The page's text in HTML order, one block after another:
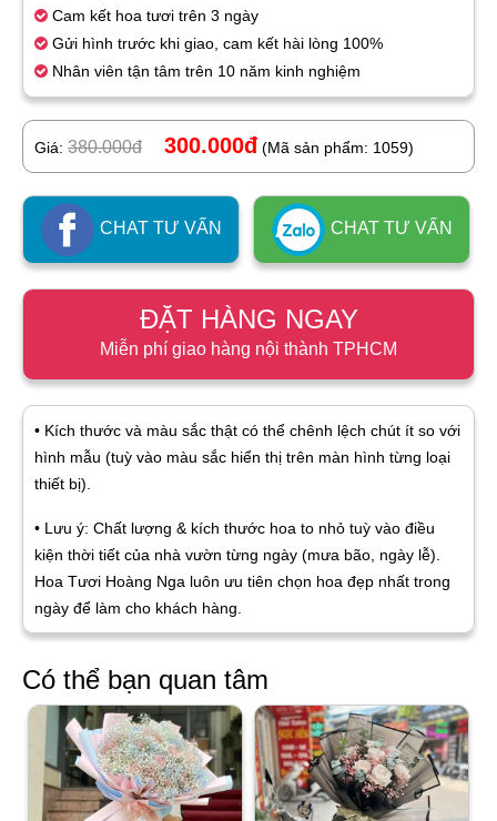
Cam kết hoa tươi trên 3 ngày
Gửi hình trước khi giao, cam kết hài lòng 100%
Nhân viên tận tâm trên 10 năm kinh nghiệm
Giá: 380.000đ 300.000đ (Mã sản phẩm: 1059)
CHAT TƯ VẤN CHAT TƯ VẤN
ĐẶT HÀNG NGAY
Miễn phí giao hàng nội thành TPHCM
• Kích thước và màu sắc thật có thể chênh lệch chút ít so với
hình mẫu (tuỳ vào màu sắc hiển thị trên màn hình từng loại
thiết bị).
• Lưu ý: Chất lượng & kích thước hoa to nhỏ tuỳ vào điều
kiện thời tiết của nhà vườn từng ngày (mưa bão, ngày lễ).
Hoa Tươi Hoàng Nga luôn ưu tiên chọn hoa đẹp nhất trong
ngày để làm cho khách hàng.
Có thể bạn quan tâm